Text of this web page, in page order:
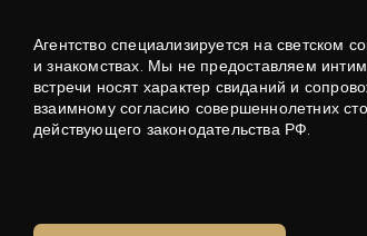
Агентство специализируется на светском
и знакомствах. Мы не предоставляем
встречи носят характер свиданий и
взаимному согласию совершеннолетних
действующего законодательства РФ.